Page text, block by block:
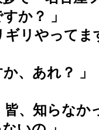
か？ 」
リやってま
、あれ？ 」
皆、知らな